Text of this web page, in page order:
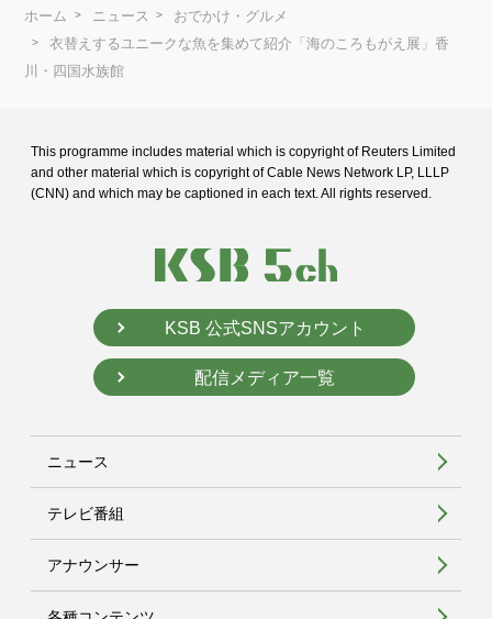
ホーム ニュース
おでかけ・グルメ
衣替えするユニークな魚を集めて紹介「海のころもがえ展」香
川・四国水族館
This programme includes material which is copyright of Reuters Limited
and other material which is copyright of Cable News Network LP, LLLP
(CNN) and which may be captioned in each text. All rights reserved.
KSB 公式SNSアカウント
配信メディア一覧
ニュース
テレビ番組
アナウンサー